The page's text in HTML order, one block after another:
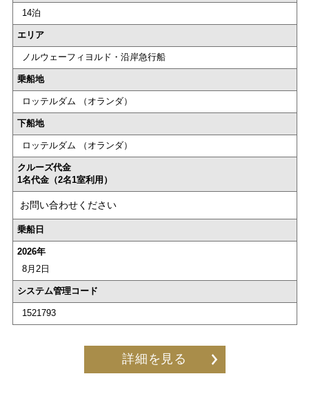
14泊
エリア
ノルウェーフィヨルド・沿岸急行船
乗船地
ロッテルダム （オランダ）
下船地
ロッテルダム （オランダ）
クルーズ代金
1名代金（2名1室利用）
お問い合わせください
乗船日
2026年
8月2日
システム管理コード
1521793
詳細を見る